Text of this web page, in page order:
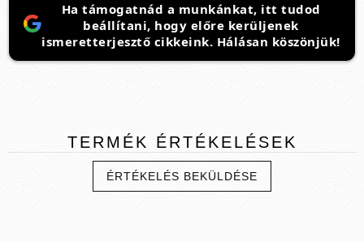
Ha támogatnád a munkánkat, itt tudod
beállítani, hogy előre kerüljenek
ismeretterjesztő cikkeink. Hálásan köszönjük!
TERMÉK ÉRTÉKELÉSEK
ÉRTÉKELÉS BEKÜLDÉSE